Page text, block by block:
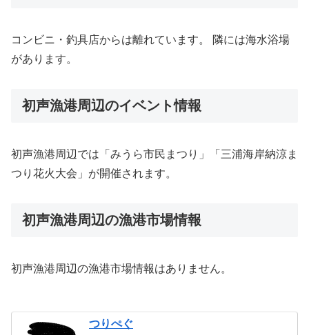
コンビニ・釣具店からは離れています。 隣には海水浴場
があります。
初声漁港周辺のイベント情報
初声漁港周辺では「みうら市民まつり」「三浦海岸納涼ま
つり花火大会」が開催されます。
初声漁港周辺の漁港市場情報
初声漁港周辺の漁港市場情報はありません。
つりぺぐ